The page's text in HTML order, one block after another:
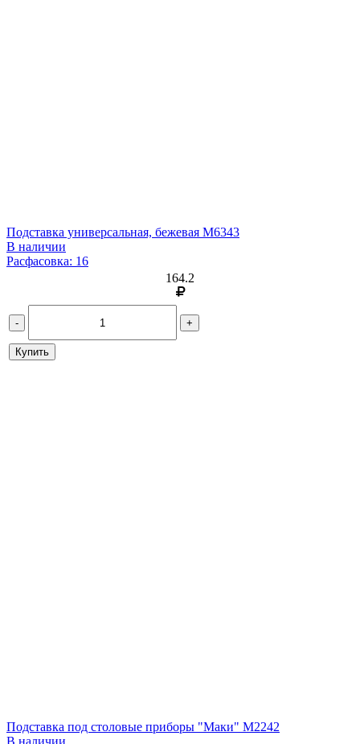
Подставка универсальная, бежевая М6343
В наличии
Расфасовка: 16
164.2
- +
Купить
Подставка под столовые приборы "Маки" М2242
В наличии